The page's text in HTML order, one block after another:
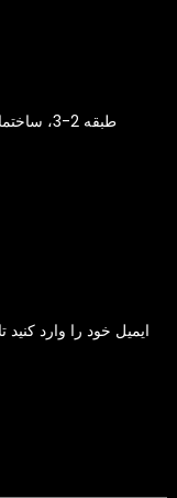
ایمیل خود را وارد